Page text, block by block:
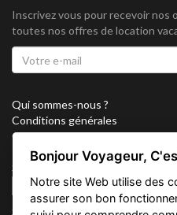
Inscrivez vous pour recevoir
toutes nos offres de location
Qui sommes-nous ?
Conditions générales
Confidentialité
Partenariat
Sitemap
Cookies
Suivez nous sur
Bonjour Voyageur,
Notre site Web utilise des
assurer son bon